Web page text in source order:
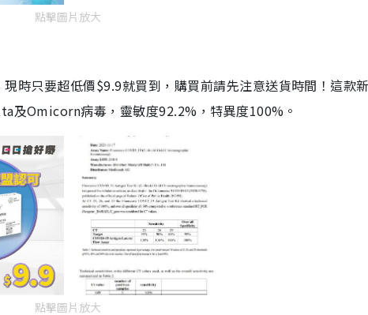
點擊圖片放大
時只要超低價$9.9就買到，購買前請先注意送貨時間！這款
及Omicorn病毒，靈敏度92.2%，特異度100%。
點擊圖片放大